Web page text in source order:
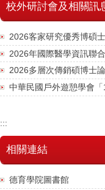
校外研討會及相關訊
2026客家研究優秀博碩
2026年國際醫學資訊聯
2026多層次傳銷碩博士
中華民國戶外遊憩學會「
:::
相關連結
德育學院圖書館